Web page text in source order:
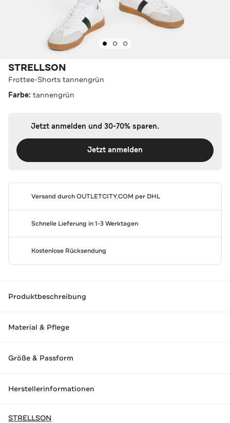
STRELLSON
Frottee-Shorts tannengrün
Farbe: tannengrün
Jetzt anmelden und 30-70% sparen.
Jetzt anmelden
Versand durchOUTLETCITY.COM per DHL
Schnelle Lieferung in 1-3 Werktagen
Kostenlose Rücksendung
Produktbeschreibung
Material & Pflege
Größe & Passform
Herstellerinformationen
STRELLSON